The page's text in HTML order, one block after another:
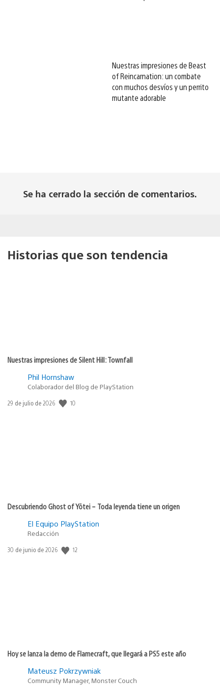
Nuestras impresiones de Beast
of Reincarnation: un combate
con muchos desvíos y un perrito
mutante adorable
Se ha cerrado la sección de comentarios.
Historias que son tendencia
Nuestras impresiones de Silent Hill: Townfall
Phil Hornshaw
Colaborador del Blog de PlayStation
Fecha
29 de julio de 2026 10
Descubriendo Ghost of Yōtei – Toda leyenda tiene un origen
El Equipo PlayStation
Redacción
Fecha
30 de junio de 2026 12
Hoy se lanza la demo de Flamecraft, que llegará a PS5 este año
Mateusz Pokrzywniak
Community Manager, Monster Couch